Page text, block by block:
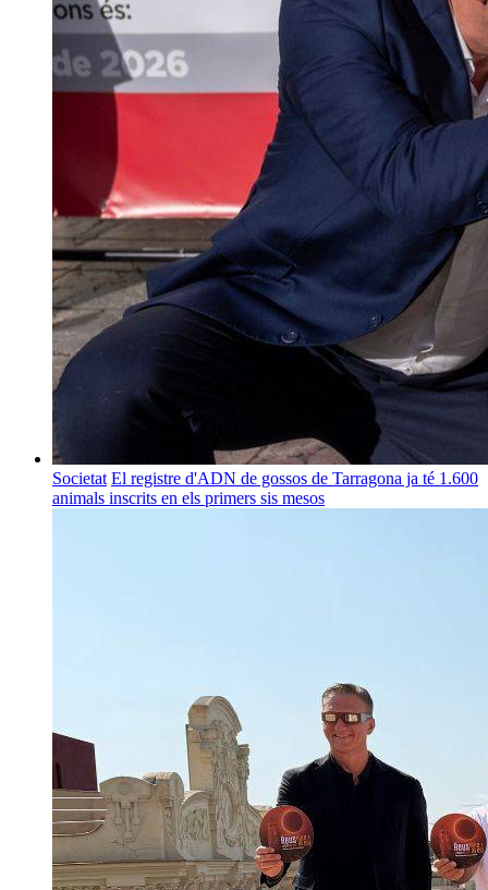
Societat El registre d'ADN de gossos de Tarragona ja té 1.600
animals inscrits en els primers sis mesos